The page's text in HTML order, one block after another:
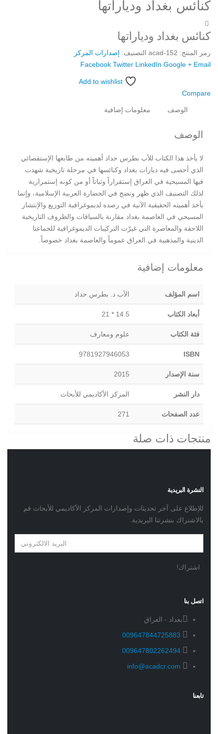
كنائس بغداد ودياراتها
كنائس بغداد ودياراتها
رمز المنتج: acad-152 التصنيف: إصدارات المركز
Facebook Twitter LinkedIn Google + Email
Add to wishlist
Compare
الوصف معلومات إضافية
الوصف
لا يأخذ هذا الكتاب للأب بطرس حداد أهميته من طابعها الإستقصائي
الذي أحصى فيه ديارات بغداد وكنائسها في مرحلة تاريخية شهدت
فيها المسيحية في العراق إستقراراً وثباتاً أو من كونه إستمرارية
لذلك التصنيف الذي ظهر ونضج في الحضارة العربية الإسلامية، وإنما
يأخذ أهميته الحقيقية الآنية في رصده لديموغرافية التوزيع والإنتشار
المسيحي في العاصمة بغداد مقارنة بالسياقات والظروف التاريخية
اللاحقة والمعاصرة التي غيرّت التركيبات الديموغرافية للجماعتا
الدينية والمذهبية في العراق عموماً والعاصمة بغداد خصوصاً.
معلومات إضافية
اسم المؤلف الأب د. بطرس حداد
أبعاد الكتاب 14.5 * 21
فئة الكتاب علوم ومعارف
ISBN
9781927946053
سنة الإصدار 2015
دار النشر المركز الأكاديمي للأبحاث
عدد الصفحات 271
منتجات ذات صلة
النشرة البريدية
للإطلاع على آخر تحديثات وإصدارات المركز الأكاديمي للأبحاث قم
بالاشتراك بنشرتنا البريدية.
اتصل بنا
بغداد - العراق
009647844725883
009647802262494
info@acadcr.com
تابعنا